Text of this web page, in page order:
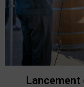
Lancement